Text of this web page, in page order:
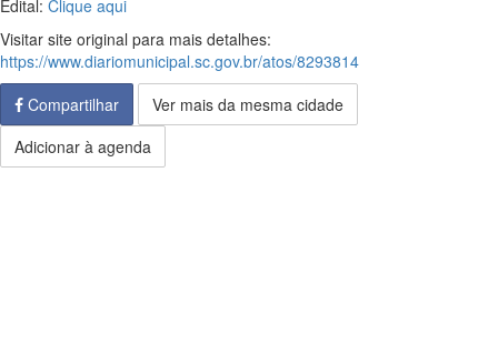
Edital: Clique aqui
Visitar site original para mais detalhes:
https://www.diariomunicipal.sc.gov.br/atos/8293814
Compartilhar
Ver mais da mesma cidade
Adicionar à agenda